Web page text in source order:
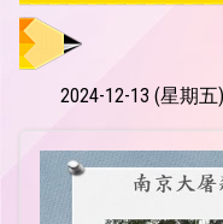
動
2024-12-13 (星期五)